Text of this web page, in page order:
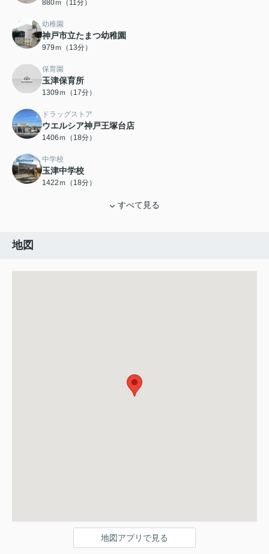
880ｍ（11分）
幼稚園
神戸市立たまつ幼稚園
979ｍ（13分）
保育園
玉津保育所
1309ｍ（17分）
ドラッグストア
ウエルシア神戸王塚台店
1406ｍ（18分）
中学校
玉津中学校
1422ｍ（18分）
すべて見る
地図
地図アプリで見る